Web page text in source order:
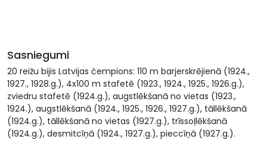
Sasniegumi
20 reižu bijis Latvijas čempions: 110 m barjerskrējienā (1924.,
1927., 1928.g.), 4x100 m stafetē (1923., 1924., 1925., 1926.g.),
zviedru stafetē (1924.g.), augstlēkšanā no vietas (1923.,
1924.), augstlēkšanā (1924., 1925., 1926., 1927.g.), tāllēkšanā
(1924.g.), tāllēkšanā no vietas (1927.g.), trīssoļlēkšanā
(1924.g.), desmitcīņā (1924., 1927.g.), pieccīņā (1927.g.).